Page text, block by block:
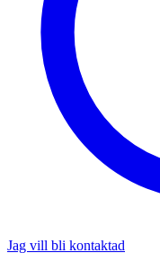
Jag vill bli kontaktad